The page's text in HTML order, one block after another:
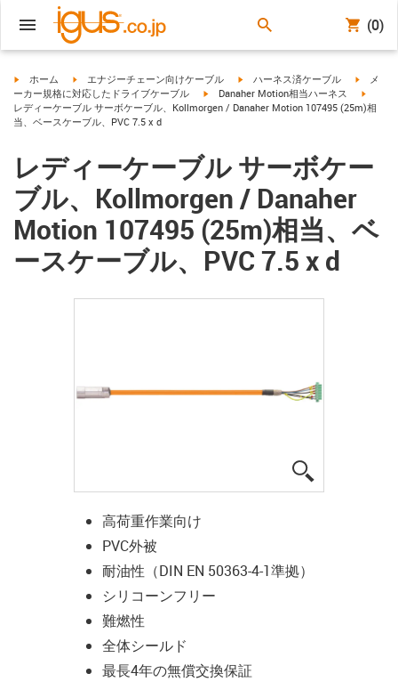
(0)
igus-icon-arrow-right
ホーム igus-icon-arrow-right
エナジーチェーン向けケーブル igus-icon-arrow-right
ハーネス済ケーブル igus-
メ
ーカー規格に対応したドライブケーブル
igus-icon-arrow-right
Danaher Motion相当ハーネス
レディーケーブル サーボケーブル、Kollmorgen / Danaher Motion 107495 (25m)相
当、ベースケーブル、PVC 7.5 x d
レディーケーブル サーボケー
ブル、Kollmorgen / Danaher
Motion 107495 (25m)相当、ベ
ースケーブル、PVC 7.5 x d
高荷重作業向け
PVC外被
耐油性（DIN EN 50363-4-1準拠）
シリコーンフリー
難燃性
全体シールド
最長4年の無償交換保証